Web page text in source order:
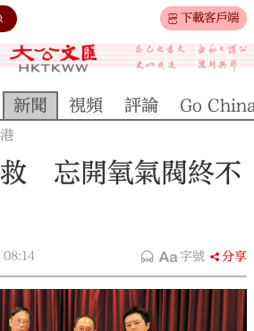
下載客戶端
新聞 視頻 評論 Go
忘開氧氣閥終不
08:14 字號 分享